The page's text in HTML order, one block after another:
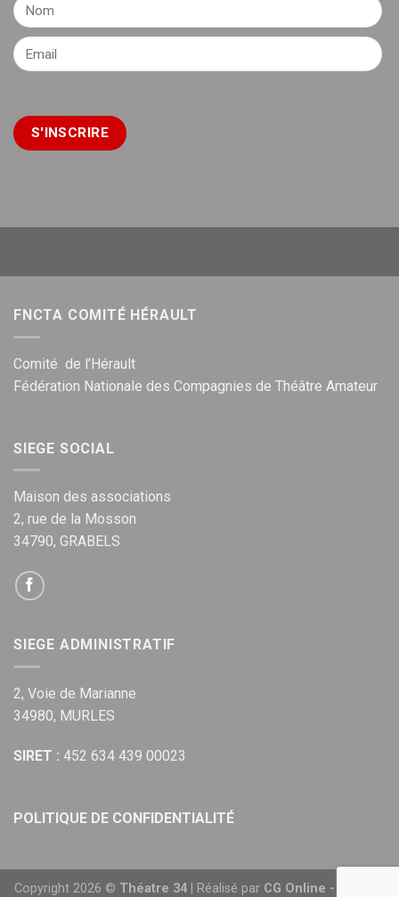
FNCTA COMITÉ HÉRAULT
Comité de l’Hérault
Fédération Nationale des Compagnies de Théâtre Amateur
SIEGE SOCIAL
Maison des associations
2, rue de la Mosson
34790, GRABELS
SIEGE ADMINISTRATIF
2, Voie de Marianne
34980, MURLES
SIRET : 452 634 439 00023
POLITIQUE DE CONFIDENTIALITÉ
Copyright 2026 © Théatre 34| Réalisé par CG Online - Agence